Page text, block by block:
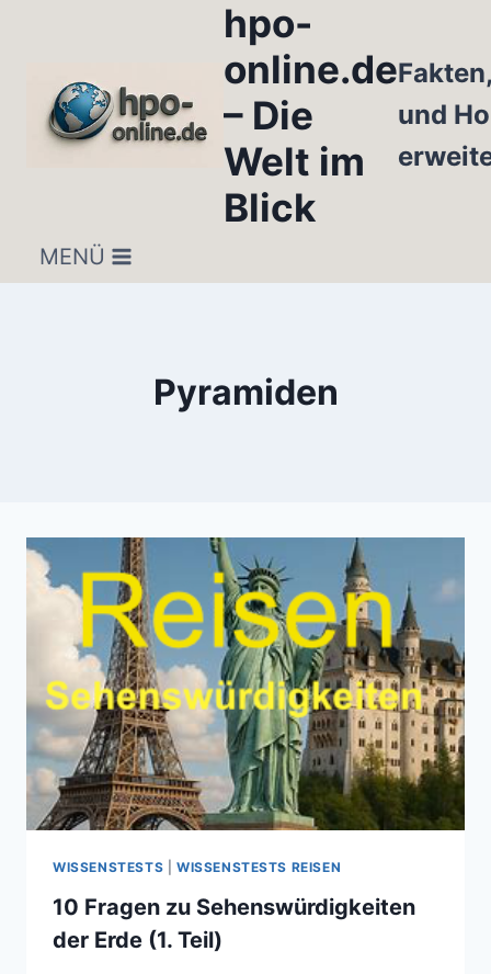
hpo-
online.de
– Die
Welt im
Blick
und
MENÜ
Pyramiden
WISSENSTESTS WISSENSTESTS REISEN
10 Fragen zu Sehenswürdigkeiten
der Erde (1. Teil)